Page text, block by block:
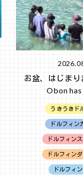
お盆、はじま
Obon
うきうきド
ドルフィン
ドルフィン
ドルフィン
ドルフィ